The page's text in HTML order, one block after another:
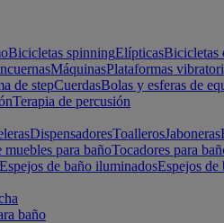
Bicicletas spinningElípticasBicicletas
MáquinasPlataformas
de stepCuerdasBolas y esferas de
Terapia de percusión
DispensadoresToallerosJaboneras
para bañoTocadores para
Espejos de baño iluminadosEspejos de
baño